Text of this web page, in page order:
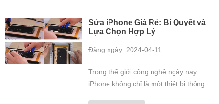
Sửa iPhone Giá Rẻ: Bí Quyết và
Lựa Chọn Hợp Lý
Đăng ngày: 2024-04-11
Trong thế giới công nghệ ngày nay,
iPhone không chỉ là một thiết bị thông